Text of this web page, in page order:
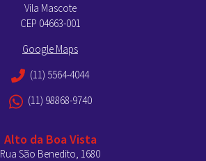
Vila Mascote
CEP 04663-001
Google Maps
(11) 5564-4044
(11) 98868-9740
Alto da Boa Vista
Rua São Benedito, 1680